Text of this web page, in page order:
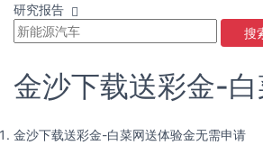
研究报告
搜
金沙下载送彩金-
金沙下载送彩金-白菜网送体验金无需申请